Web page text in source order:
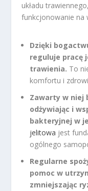
układu
funkcjonowanie na
Dzięki
reguluje pracę
trawienia. To
komfortu i
Zawarty w niej
odżywiając i
bakteryjnej w
jelitowa jest
ogólnego
Regularne
pomoc w
zmniejszając